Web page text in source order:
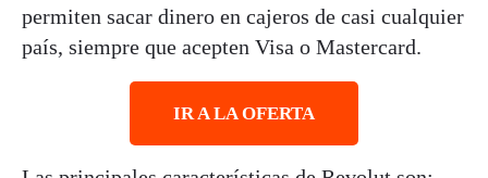
permiten sacar dinero en cajeros de casi cualquier
país, siempre que acepten Visa o Mastercard.
IR A LA OFERTA